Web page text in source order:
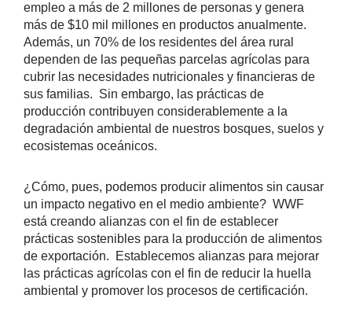
empleo a más de 2 millones de personas y genera
más de $10 mil millones en productos anualmente.
Además, un 70% de los residentes del área rural
dependen de las pequeñas parcelas agrícolas para
cubrir las necesidades nutricionales y financieras de
sus familias. Sin embargo, las prácticas de
producción contribuyen considerablemente a la
degradación ambiental de nuestros bosques, suelos y
ecosistemas oceánicos.
¿Cómo, pues, podemos producir alimentos sin causar
un impacto negativo en el medio ambiente? WWF
está creando alianzas con el fin de establecer
prácticas sostenibles para la producción de alimentos
de exportación. Establecemos alianzas para mejorar
las prácticas agrícolas con el fin de reducir la huella
ambiental y promover los procesos de certificación.